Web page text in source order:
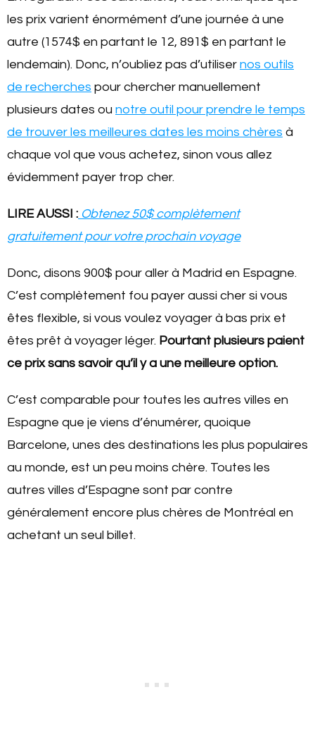
les prix varient énormément d’une journée à une
autre (1574$ en partant le 12, 891$ en partant le
lendemain). Donc, n’oubliez pas d’utiliser nos outils
de recherches pour chercher manuellement
plusieurs dates ou notre outil pour prendre le temps
de trouver les meilleures dates les moins chères à
chaque vol que vous achetez, sinon vous allez
évidemment payer trop cher.
LIRE AUSSI : Obtenez 50$ complètement
gratuitement pour votre prochain voyage
Donc, disons 900$ pour aller à Madrid en Espagne.
C’est complètement fou payer aussi cher si vous
êtes flexible, si vous voulez voyager à bas prix et
êtes prêt à voyager léger. Pourtant plusieurs paient
ce prix sans savoir qu’il y a une meilleure option.
C’est comparable pour toutes les autres villes en
Espagne que je viens d’énumérer, quoique
Barcelone, unes des destinations les plus populaires
au monde, est un peu moins chère. Toutes les
autres villes d’Espagne sont par contre
généralement encore plus chères de Montréal en
achetant un seul billet.